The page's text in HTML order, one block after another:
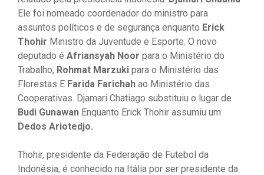
Ele foi nomeado coordenador do ministro para
assuntos políticos e de segurança enquanto Erick
Thohir Ministro da Juventude e Esporte. O novo
deputado é Afriansyah Noor para o Ministério do
Trabalho, Rohmat Marzuki para o Ministério das
Florestas E Farida Farichah ao Ministério das
Cooperativas. Djamari Chatiago substituiu o lugar de
Budi Gunawan Enquanto Erick Thohir assumiu um
Dedos Ariotedjo.
Thohir, presidente da Federação de Futebol da
Indonésia, é conhecido na Itália por ser presidente da